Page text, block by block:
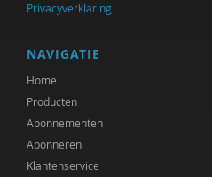
Dr. Gaby Jacobs
Bert Garssen
Marjorieke Glaudemans
Andrè Hielkema
Heleen Hörmann
Privacyverklaring
NAVIGATIE
Home
Producten
Abonnementen
Abonneren
Klantenservice